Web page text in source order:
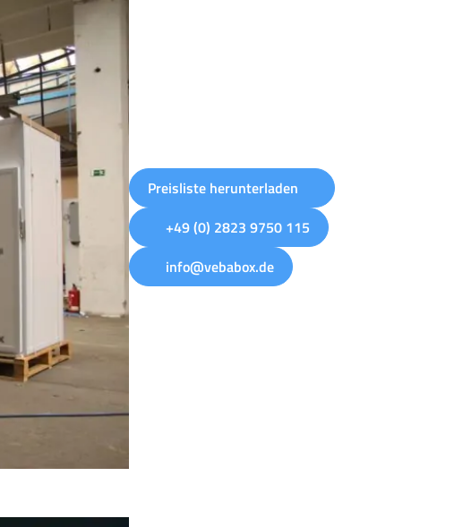
Preisliste herunterladen
+49 (0) 2823 9750 115
info@vebabox.de